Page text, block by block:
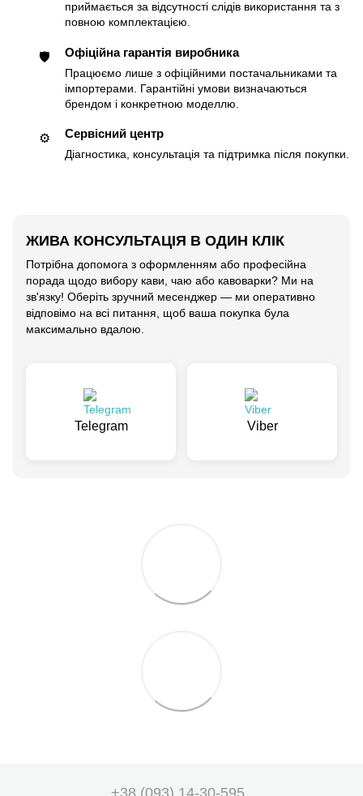
приймається за відсутності слідів використання та з
повною комплектацією.
🛡 Офіційна гарантія виробника
Працюємо лише з офіційними постачальниками та
імпортерами. Гарантійні умови визначаються
брендом і конкретною моделлю.
⚙️ Сервісний центр
Діагностика, консультація та підтримка після покупки.
ЖИВА КОНСУЛЬТАЦІЯ В ОДИН КЛІК
Потрібна допомога з оформленням або професійна
порада щодо вибору кави, чаю або кавоварки? Ми на
зв'язку! Оберіть зручний месенджер — ми оперативно
відповімо на всі питання, щоб ваша покупка була
максимально вдалою.
Telegram Viber